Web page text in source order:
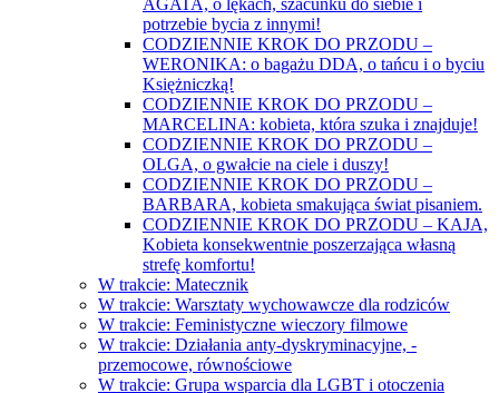
potrzebie bycia z innymi!
CODZIENNIE KROK DO PRZODU –
WERONIKA: o bagażu DDA, o tańcu i o byciu
Księżniczką!
CODZIENNIE KROK DO PRZODU –
MARCELINA: kobieta, która szuka i znajduje!
CODZIENNIE KROK DO PRZODU –
OLGA, o gwałcie na ciele i duszy!
CODZIENNIE KROK DO PRZODU –
BARBARA, kobieta smakująca świat pisaniem.
CODZIENNIE KROK DO PRZODU – KAJA,
Kobieta konsekwentnie poszerzająca własną
strefę komfortu!
W trakcie: Matecznik
W trakcie: Warsztaty wychowawcze dla rodziców
W trakcie: Feministyczne wieczory filmowe
W trakcie: Działania anty-dyskryminacyjne, -
przemocowe, równościowe
W trakcie: Grupa wsparcia dla LGBT i otoczenia